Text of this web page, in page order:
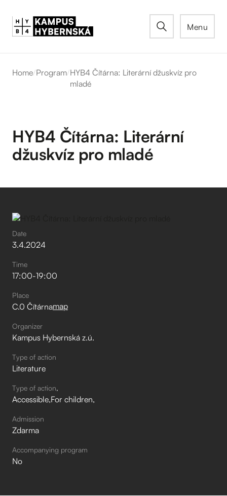
Menu
Home/Program/HYB4 Čítárna: Literární džuskvíz pro
mladé
HYB4 Čítárna: Literární
džuskvíz pro mladé
Date
3.4.2024
Time
17:00-19:00
Place
C.0 Čítárnamap
Organizer
Kampus Hybernská z.ú.
Type of action
Literature
Type of action
Accessible For children
Admission
Zdarma
Accompanying program
No